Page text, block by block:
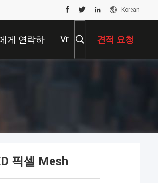
Korean
게 연락하 Vr 견적 요청
픽셀 Mesh